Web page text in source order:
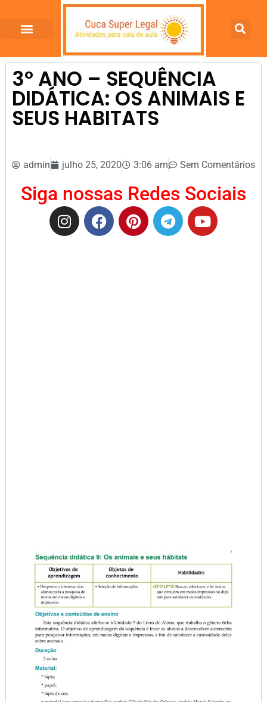
3º ANO – SEQUÊNCIA
DIDÁTICA: OS ANIMAIS E
SEUS HABITATS
admin julho 25, 2020 3:06 am Sem Comentários
Siga nossas Redes Sociais